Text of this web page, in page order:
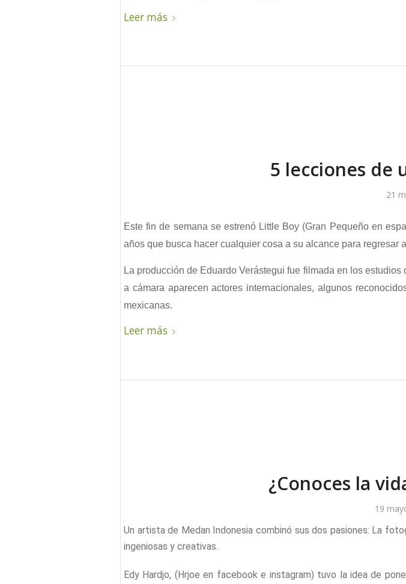
Leer más
5 lecciones de
21
Este fin de semana se estrenó Little Boy (Gran Pequeño en
años que busca hacer cualquier cosa a su alcance para
La producción de Eduardo Verástegui fue filmada en los
a cámara aparecen actores internacionales, algunos
mexicanas.
Leer más
¿Conoces la
19
Un artista de Medan Indonesia combinó sus dos pasiones: La
ingeniosas y creativas.
Edy Hardjo, (Hrjoe en facebook e instagram) tuvo la idea de